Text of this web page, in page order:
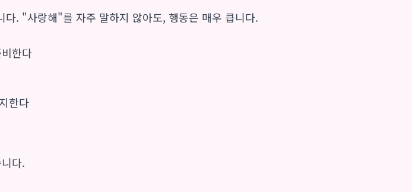
다. "사랑해"를 자주 말하지 않아도, 행동은 매우 큽니다.
한다
한다
다.